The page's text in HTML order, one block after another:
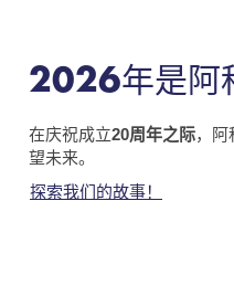
2026年是阿
在庆祝成立20周年之际，阿
望未来。
探索我们的故事！